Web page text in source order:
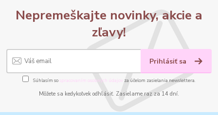
Nepremeškajte novinky, akcie a
zľavy!
Prihlásiť sa
Súhlasím sospracovaním osobných údajov za účelom zasielania newslettera.
Môžete sa kedykoľvek odhlásiť. Zasielame raz za 14 dní.